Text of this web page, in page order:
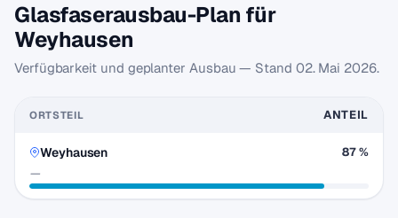
Glasfaserausbau-Plan für
Weyhausen
Verfügbarkeit und geplanter Ausbau — Stand 02. Mai 2026.
ORTSTEIL ANTEIL
Weyhausen
—
87 %